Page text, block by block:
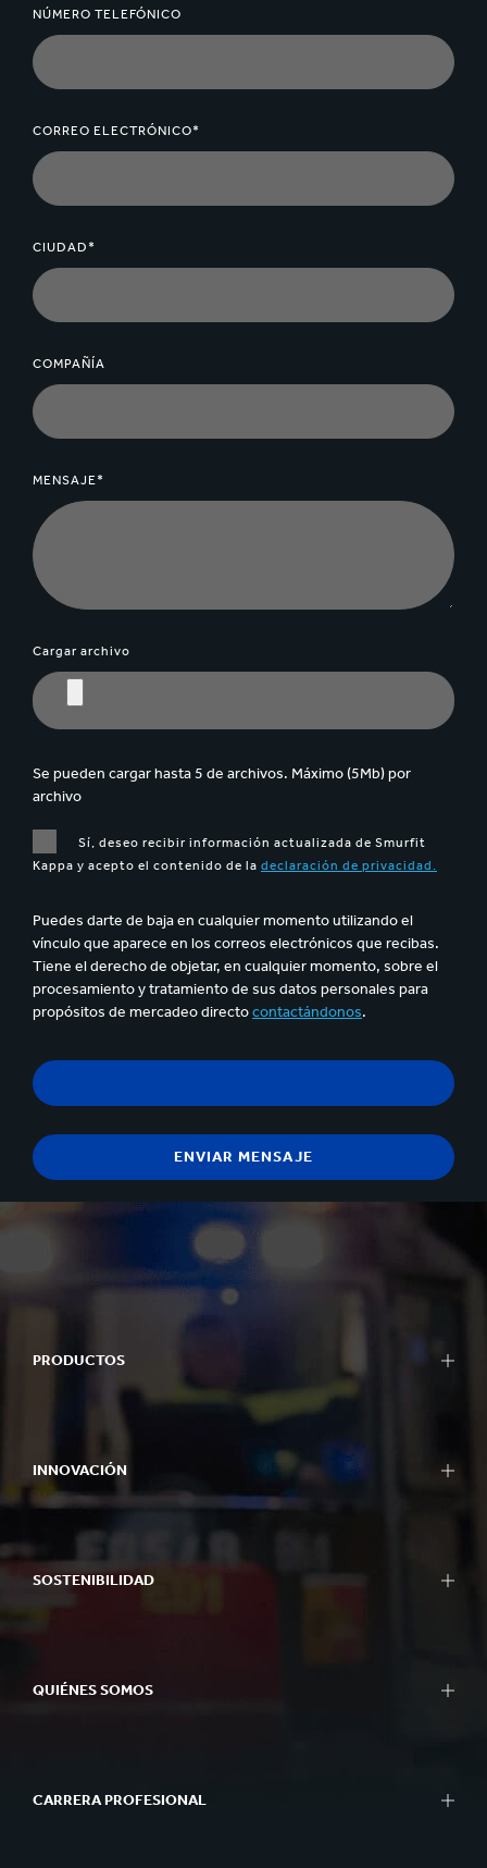
NÚMERO TELEFÓNICO
CORREO ELECTRÓNICO*
CIUDAD*
COMPAÑÍA
MENSAJE*
Cargar archivo
Se pueden cargar hasta 5 de archivos. Máximo (5Mb) por
archivo
Sí, deseo recibir información actualizada de Smurfit
Kappa y acepto el contenido de la declaración de privacidad.
Puedes darte de baja en cualquier momento utilizando el
vínculo que aparece en los correos electrónicos que recibas.
Tiene el derecho de objetar, en cualquier momento, sobre el
procesamiento y tratamiento de sus datos personales para
propósitos de mercadeo directocontactándonos.
PRODUCTOS
INNOVACIÓN
SOSTENIBILIDAD
QUIÉNES SOMOS
CARRERA PROFESIONAL